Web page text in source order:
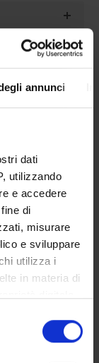
annunci
dati
utilizzando
e accedere
di
misurare
e sviluppare
utilizza i
in materia di
qualsiasi
facendo clic